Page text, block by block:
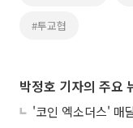
#투교협
박정호 기자의 주요
'코인 엑소더스' 매